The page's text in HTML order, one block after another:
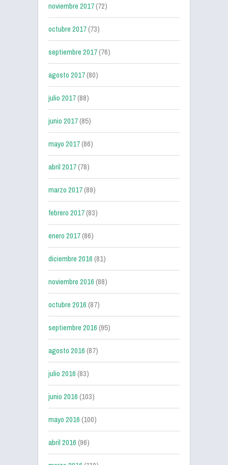
noviembre 2017(72)
octubre 2017(73)
septiembre 2017(76)
agosto 2017(80)
julio 2017(88)
junio 2017(85)
mayo 2017(86)
abril 2017(78)
marzo 2017(89)
febrero 2017(83)
enero 2017(86)
diciembre 2016(81)
noviembre 2016(88)
octubre 2016(87)
septiembre 2016(95)
agosto 2016(87)
julio 2016(83)
junio 2016(103)
mayo 2016(100)
abril 2016(96)